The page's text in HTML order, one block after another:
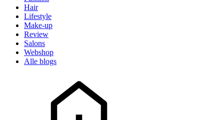
Hair
Lifestyle
Make-up
Review
Salons
Webshop
Alle blogs